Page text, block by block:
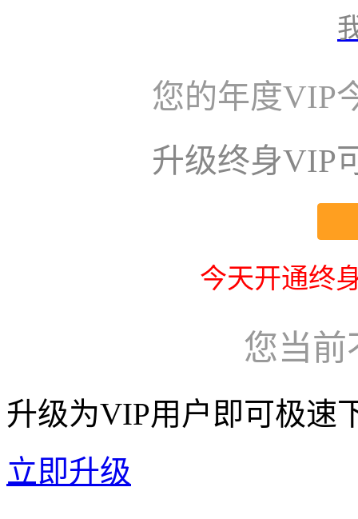
您的年度VIP
升级终身VIP
今天开通终
您当前
升级为VIP用户即可极速
立即升级